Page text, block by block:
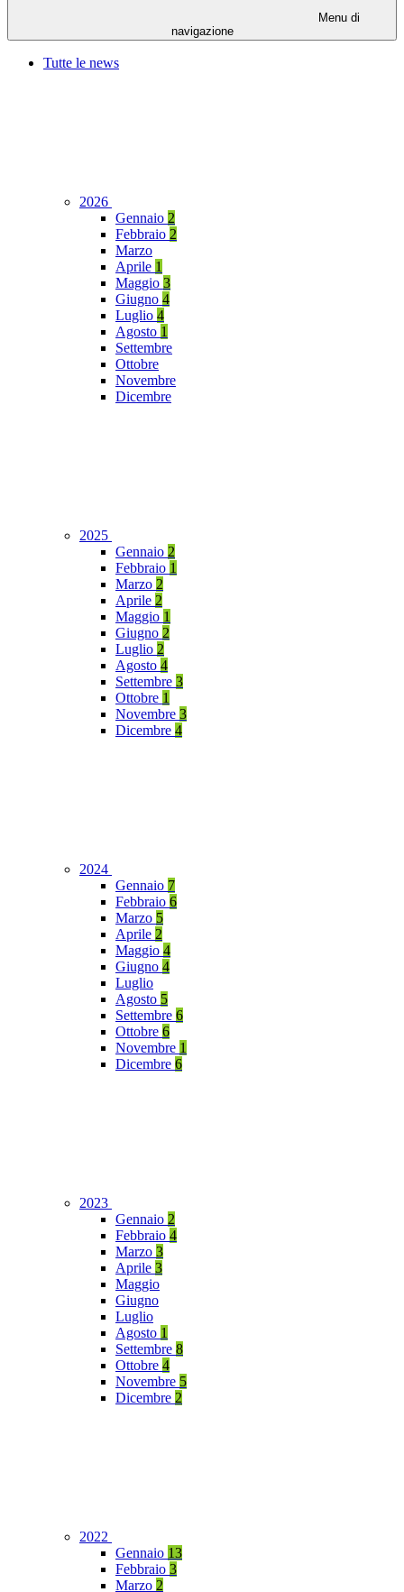
Menu di
navigazione
Tutte le news
2026
Gennaio 2
Febbraio 2
Marzo
Aprile 1
Maggio 3
Giugno 4
Luglio 4
Agosto 1
Settembre
Ottobre
Novembre
Dicembre
2025
Gennaio 2
Febbraio 1
Marzo 2
Aprile 2
Maggio 1
Giugno 2
Luglio 2
Agosto 4
Settembre 3
Ottobre 1
Novembre 3
Dicembre 4
2024
Gennaio 7
Febbraio 6
Marzo 5
Aprile 2
Maggio 4
Giugno 4
Luglio
Agosto 5
Settembre 6
Ottobre 6
Novembre 1
Dicembre 6
2023
Gennaio 2
Febbraio 4
Marzo 3
Aprile 3
Maggio
Giugno
Luglio
Agosto 1
Settembre 8
Ottobre 4
Novembre 5
Dicembre 2
2022
Gennaio 13
Febbraio 3
Marzo 2